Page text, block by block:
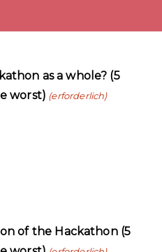
as a whole? (5
worst) (erforderlich)
of the Hackathon (5